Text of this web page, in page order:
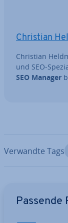
Christian
Christian
und SEO-
SEO Manager
Verwandte Tags
Passende